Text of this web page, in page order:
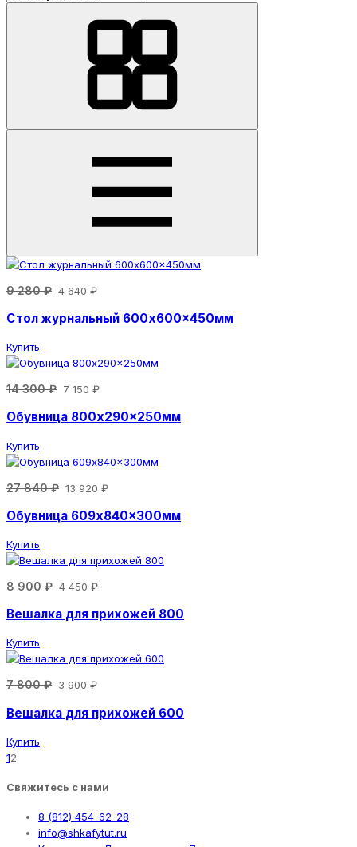
9 280 ₽ 4 640 ₽
Стол журнальный 600x600x450мм
Купить
14 300 ₽ 7 150 ₽
Обувница 800x290x250мм
Купить
27 840 ₽ 13 920 ₽
Обувница 609x840x300мм
Купить
8 900 ₽ 4 450 ₽
Вешалка для прихожей 800
Купить
7 800 ₽ 3 900 ₽
Вешалка для прихожей 600
Купить
12
Свяжитесь с нами
8 (812) 454-62-28
info@shkafytut.ru